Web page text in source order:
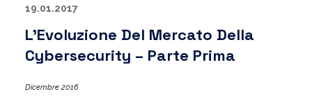
aerospazio/difesa/intelligence. Seguono in
termini di spesa il settore manifatturiero e
sono singolarmente dei Big Spender sul fronte
della sicurezza delle reti
19.01.2017
L’Evoluzione Del Mercato Della
Cybersecurity – Parte Prima
Dicembre 2016